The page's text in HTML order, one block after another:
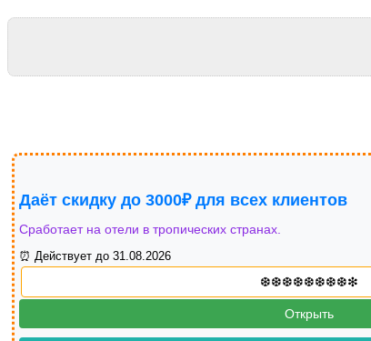
Даёт скидку до 3000₽ для всех клиентов
Сработает на отели в тропических странах.
⏰ Действует до 31.08.2026
Открыть